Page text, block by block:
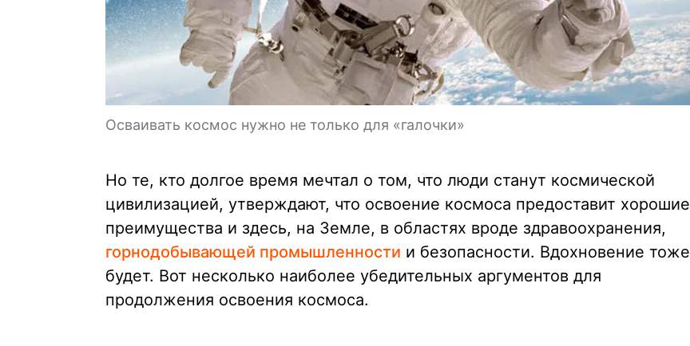
Осваивать космос нужно не только для «галочки»
Но те, кто долгое время мечтал о том, что люди станут космической
цивилизацией, утверждают, что освоение космоса предоставит хорошие
преимущества и здесь, на Земле, в областях вроде здравоохранения,
горнодобывающей промышленности и безопасности. Вдохновение тоже
будет. Вот несколько наиболее убедительных аргументов для
продолжения освоения космоса.